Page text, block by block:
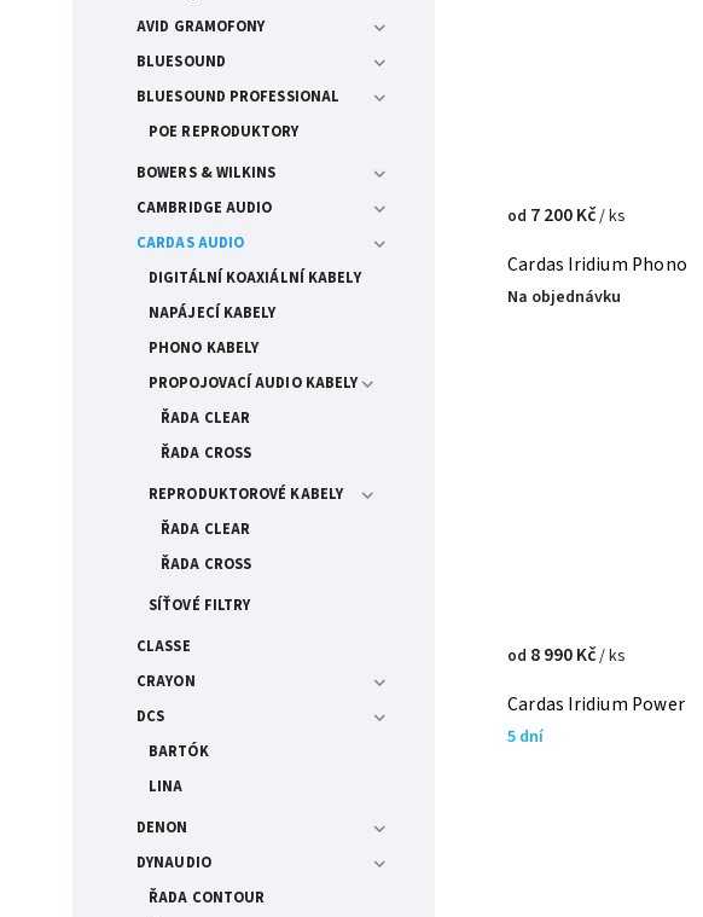
AVID GRAMOFONY
BLUESOUND
BLUESOUND PROFESSIONAL
POE REPRODUKTORY
BOWERS & WILKINS
CAMBRIDGE AUDIO
CARDAS AUDIO
DIGITÁLNÍ KOAXIÁLNÍ KABELY
NAPÁJECÍ KABELY
PHONO KABELY
PROPOJOVACÍ AUDIO KABELY
ŘADA CLEAR
ŘADA CROSS
REPRODUKTOROVÉ KABELY
ŘADA CLEAR
ŘADA CROSS
SÍŤOVÉ FILTRY
CLASSE
CRAYON
DCS
BARTÓK
LINA
DENON
DYNAUDIO
ŘADA CONTOUR
Cardas Iridium Phono
Na objednávku
od 7 200 Kč/ ks
Cardas Iridium Power
5 dní
od 8 990 Kč/ ks